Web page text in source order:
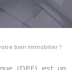
bien immobilier ?
(DPE) est un